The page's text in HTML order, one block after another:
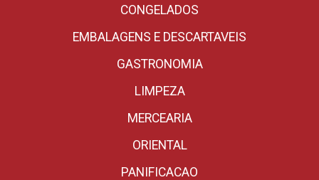
CONGELADOS
EMBALAGENS E DESCARTAVEIS
GASTRONOMIA
LIMPEZA
MERCEARIA
ORIENTAL
PANIFICACAO